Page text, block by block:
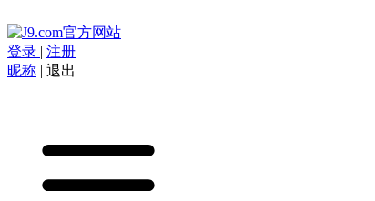
登录 | 注册
昵称 | 退出